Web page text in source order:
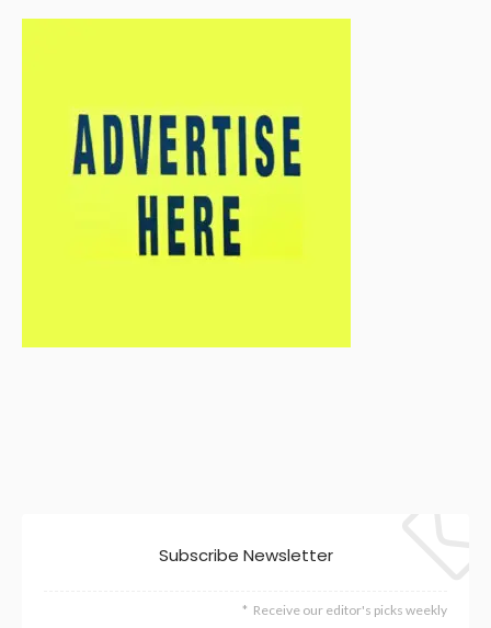
Subscribe Newsletter
Receive our editor's picks weekly